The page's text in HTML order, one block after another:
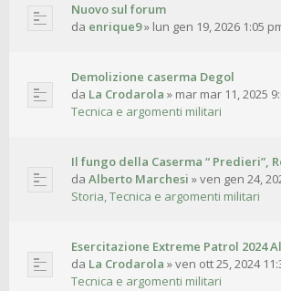
Nuovo sul forum
da enrique9» lun gen 19, 2026 1:05
Demolizione caserma Degol
da La Crodarola » mar mar 11, 2025
Tecnica e argomenti militari
Il fungo della Caserma “ Predieri”,
da Alberto Marchesi »ven gen 24,
Storia, Tecnica e argomenti militari
Esercitazione Extreme Patrol 2024
da La Crodarola »ven ott 25, 2024
Tecnica e argomenti militari